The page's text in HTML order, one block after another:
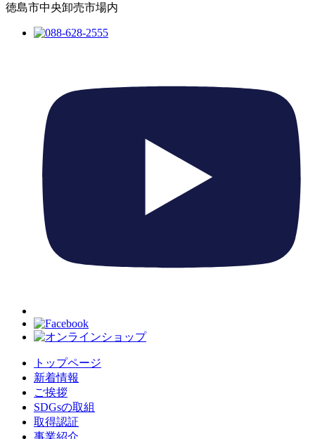
徳島市中央卸売市場内
トップページ
新着情報
ご挨拶
SDGsの取組
取得認証
事業紹介